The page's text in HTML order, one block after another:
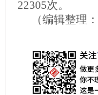
22305次。
（编辑整理：